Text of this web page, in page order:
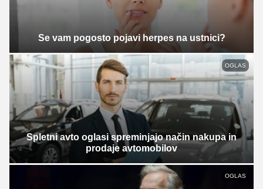
Se vam pogosto pojavi herpes na ustnici?
OGLAS
Spletni avto oglasi spreminjajo način nakupa in
prodaje avtomobilov
OGLAS